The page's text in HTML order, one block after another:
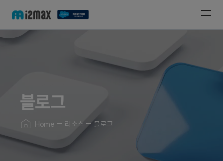
블로그
Home 리소스 블로그